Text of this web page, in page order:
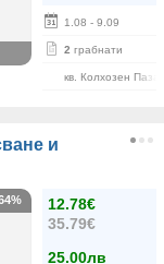
1.08 - 9.09
2 грабнати
кв. Колхозен
и
12.78€
35.79€
25.00лв